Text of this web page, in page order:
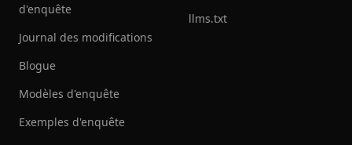
d'enquête
Journal des modifications
Blogue
Modèles d'enquête
Exemples d'enquête
llms.txt